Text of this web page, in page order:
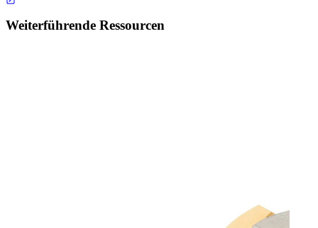
Weiterführende Ressourcen